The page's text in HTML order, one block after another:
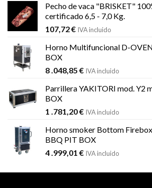
Pecho de vaca "BRISKET"
certificado 6,5 - 7,0 Kg.
107,72€ IVA incluido
Horno Multifuncional D-
BOX
8 .048,85 € IVA incluido
Parrillera YAKITORI mod. Y2
BOX
1 .781,20€ IVA incluido
Horno smoker Bottom Firebox
BBQ PIT BOX
4 .999,01 € IVA incluido